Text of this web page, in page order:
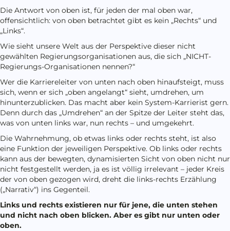
Die Antwort von oben ist, für jeden der mal oben war,
offensichtlich: von oben betrachtet gibt es kein „Rechts“ und
„Links“.
Wie sieht unsere Welt aus der Perspektive dieser nicht
gewählten Regierungsorganisationen aus, die sich „NICHT-
Regierungs-Organisationen nennen?“
Wer die Karriereleiter von unten nach oben hinaufsteigt, muss
sich, wenn er sich „oben angelangt“ sieht, umdrehen, um
hinunterzublicken. Das macht aber kein System-Karrierist gern.
Denn durch das „Umdrehen“ an der Spitze der Leiter steht das,
was von unten links war, nun rechts – und umgekehrt.
Die Wahrnehmung, ob etwas links oder rechts steht, ist also
eine Funktion der jeweiligen Perspektive. Ob links oder rechts
kann aus der bewegten, dynamisierten Sicht von oben nicht nur
nicht festgestellt werden, ja es ist völlig irrelevant – jeder Kreis
der von oben gezogen wird, dreht die links-rechts Erzählung
(„Narrativ“) ins Gegenteil.
Links und rechts existieren nur für jene, die unten stehen
und nicht nach oben blicken. Aber es gibt nur unten oder
oben.